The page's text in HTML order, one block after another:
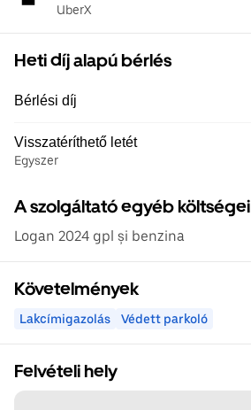
UberX
Heti díj alapú bérlés
Bérlési díj
Visszatéríthető letét
Egyszer
A szolgáltató egyéb költségei
Logan 2024 gpl și benzina
Követelmények
Lakcímigazolás Védett parkoló
Felvételi hely